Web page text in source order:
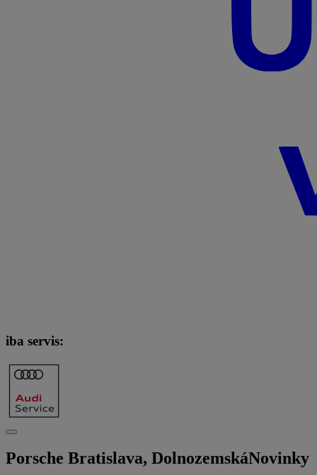
iba servis:
Porsche Bratislava, DolnozemskáNovinky